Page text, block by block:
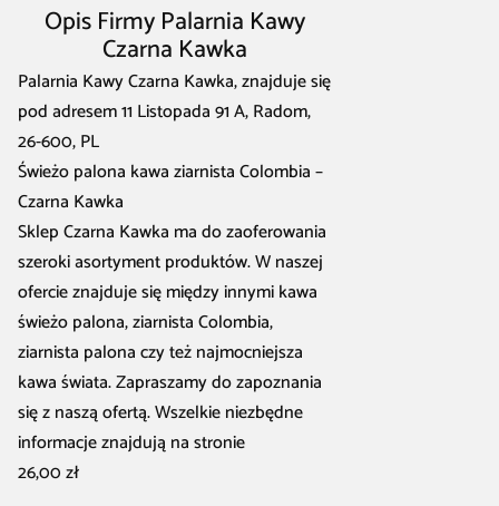
Opis Firmy Palarnia Kawy
Czarna Kawka
Palarnia Kawy Czarna Kawka, znajduje się
pod adresem 11 Listopada 91 A, Radom,
26-600, PL
Świeżo palona kawa ziarnista Colombia –
Czarna Kawka
Sklep Czarna Kawka ma do zaoferowania
szeroki asortyment produktów. W naszej
ofercie znajduje się między innymi kawa
świeżo palona, ziarnista Colombia,
ziarnista palona czy też najmocniejsza
kawa świata. Zapraszamy do zapoznania
się z naszą ofertą. Wszelkie niezbędne
informacje znajdują na stronie
26,00 zł